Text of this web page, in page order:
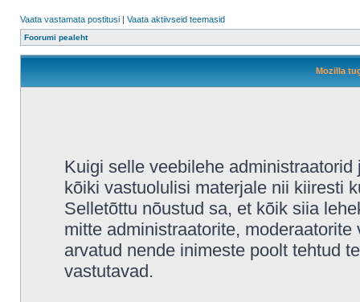
Vaata vastamata postitusi | Vaata aktiivseid teemasid
Foorumi pealeht
Mozilla
Kuigi selle veebilehe
kõiki vastuolulisi materjale nii kiiresti
Selletõttu nõustud sa, et kõik siia
mitte administraatorite,
arvatud nende inimeste poolt tehtud
vastutavad.